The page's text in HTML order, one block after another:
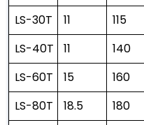
LS-30T
11 115
LS-40T
11 140
LS-60T
15 160
LS-80T
18.5 180